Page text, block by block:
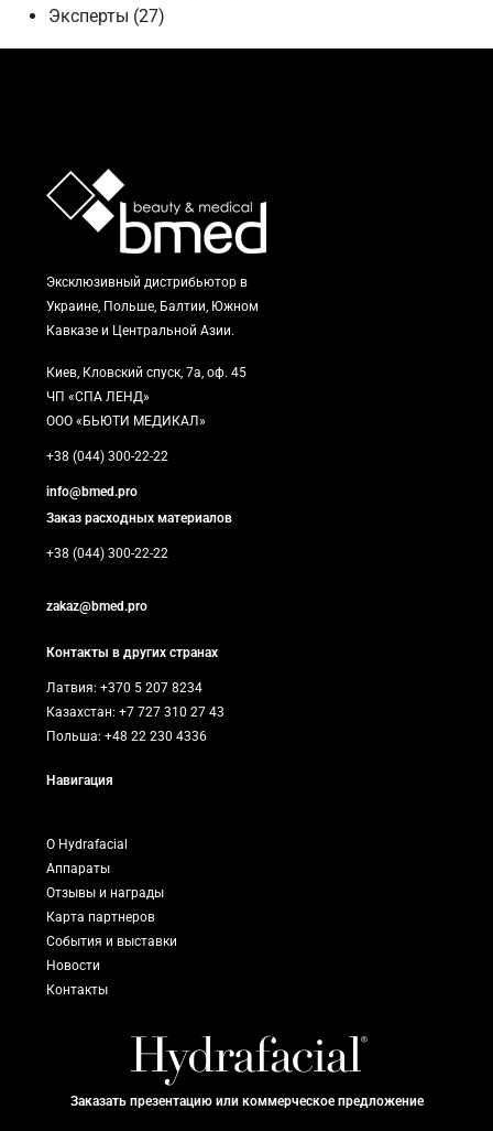
Эксперты (27)
Эксклюзивный дистрибьютор в
Украине, Польше, Балтии, Южном
Кавказе и Центральной Азии.
Киев, Кловский спуск, 7а, оф. 45
ЧП «СПА ЛЕНД»
ООО «БЬЮТИ МЕДИКАЛ»
+38 (044) 300-22-22
info@bmed.pro
Заказ расходных материалов
+38 (044) 300-22-22
zakaz@bmed.pro
Контакты в других странах
Латвия: +370 5 207 8234
Казахстан: +7 727 310 27 43
Польша: +48 22 230 4336
Навигация
О Hydrafacial
Аппараты
Отзывы и награды
Карта партнеров
События и выставки
Новости
Контакты
Заказать презентацию или коммерческое предложение